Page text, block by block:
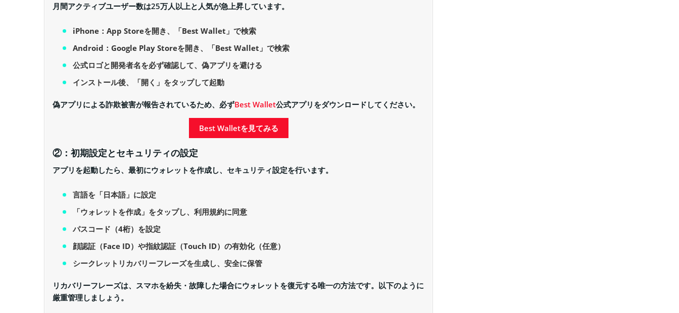
月間アクティブユーザー数は25万人以上と人気が急上昇しています。
iPhone：App Storeを開き、「Best Wallet」で検索
Android：Google Play Storeを開き、「Best Wallet」で検索
公式ロゴと開発者名を必ず確認して、偽アプリを避ける
インストール後、「開く」をタップして起動
偽アプリによる詐欺被害が報告されているため、必ずBest Wallet公式アプリをダウンロードしてください。
Best Walletを見てみる
②：初期設定とセキュリティの設定
アプリを起動したら、最初にウォレットを作成し、セキュリティ設定を行います。
言語を「日本語」に設定
「ウォレットを作成」をタップし、利用規約に同意
パスコード（4桁）を設定
顔認証（Face ID）や指紋認証（Touch ID）の有効化（任意）
シークレットリカバリーフレーズを生成し、安全に保管
リカバリーフレーズは、スマホを紛失・故障した場合にウォレットを復元する唯一の方法です。以下のように
厳重管理しましょう。